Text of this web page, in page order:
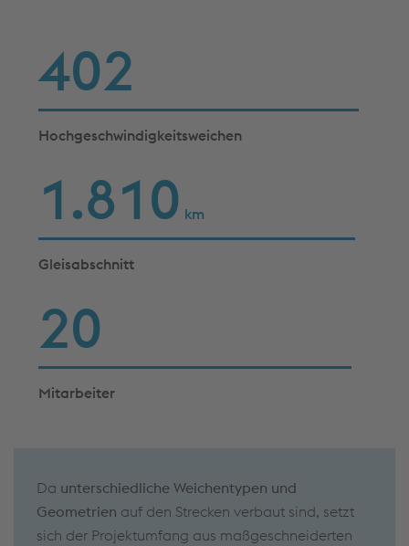
403
Hochgeschwindigkeitsweichen
1.815 km
Gleisabschnitt
20
Mitarbeiter
Da unterschiedliche Weichentypen und
Geometrien auf den Strecken verbaut sind, setzt
sich der Projektumfang aus maßgeschneiderten